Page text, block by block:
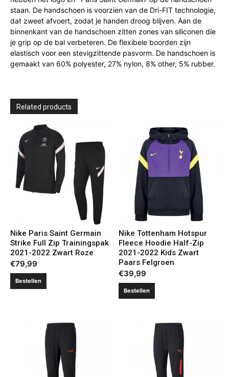
staan. De handschoen is voorzien van de Dri-FIT technologie,
dat zweet afvoert, zodat je handen droog blijven. Aan de
binnenkant van de handschoen zitten zones van siliconen die
je grip op de bal verbeteren. De flexibele boorden zijn
elastisch voor een stevigzittende pasvorm. De handschoen is
gemaakt van 60% polyester, 27% nylon, 8% other, 5% rubber.
Related products
Nike Paris Saint Germain
Strike Full Zip Trainingspak
2021-2022 Zwart Roze
€79,99
Bestellen
Nike Tottenham Hotspur
Fleece Hoodie Half-Zip
2021-2022 Kids Zwart
Paars Felgroen
€39,99
Bestellen